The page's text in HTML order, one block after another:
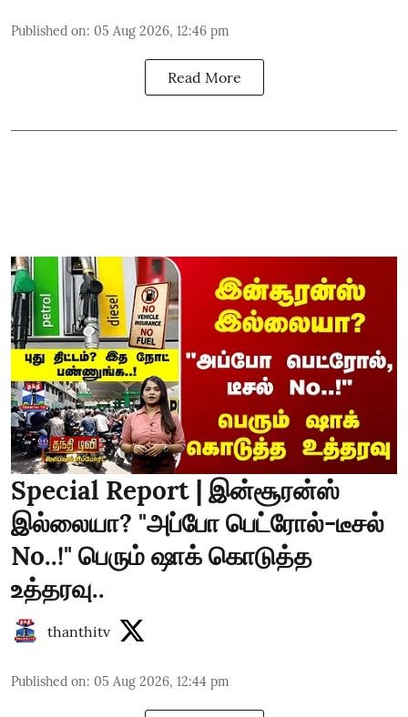
Published on: 05 Aug 2026, 12:46 pm
Read More
Special Report | இன்சூரன்ஸ்
இல்லையா? "அப்போ பெட்ரோல்-டீசல்
No..!" பெரும் ஷாக் கொடுத்த
உத்தரவு..
thanthitv
Published on: 05 Aug 2026, 12:44 pm